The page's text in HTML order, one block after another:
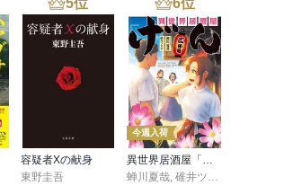
5位
容疑者Xの献身
東野圭吾
6位
今週入荷
異世界居酒屋「げん」三杯目
蝉川夏哉,碓井ツカサ